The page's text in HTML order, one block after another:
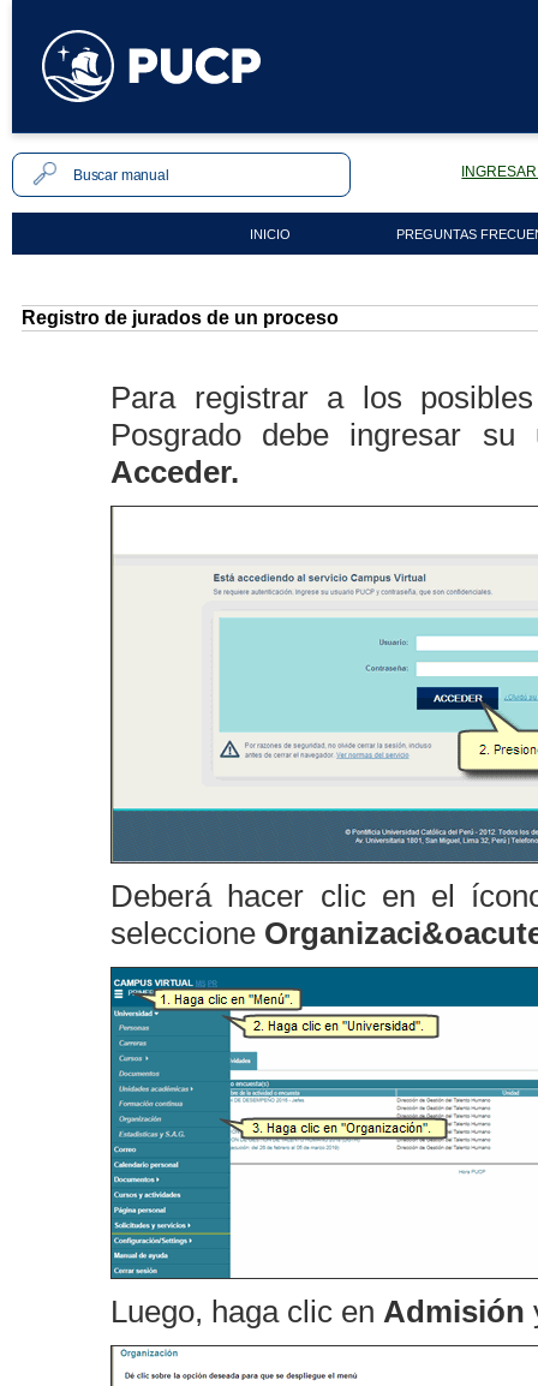
INICIO PREGUNTAS
Registro de jurados de un proceso
Para registrar a los
Posgrado debe ingresar
Acceder.
Deberá hacer clic en el
seleccione
Luego, haga clic en Admisión